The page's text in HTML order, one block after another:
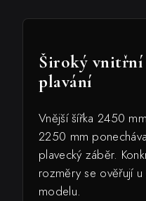
Široký
plavání
Vnější šířka 2450
2250 mm
plavecký záběr.
rozměry se ověřují
modelu.